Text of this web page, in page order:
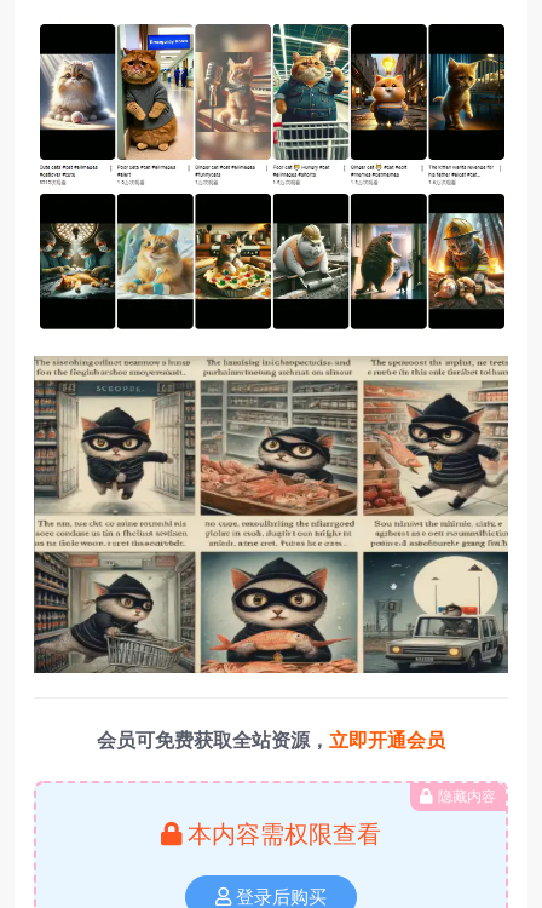
会员可免费获取全站资源， 立即开通会员
隐藏内容
本内容需权限查看
登录后购买